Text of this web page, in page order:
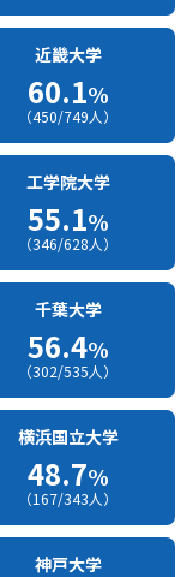
近畿大学
60.1%
（450/749人）
工学院大学
55.1%
（346/628人）
千葉大学
56.4%
（302/535人）
横浜国立大学
48.7%
（167/343人）
神戸大学